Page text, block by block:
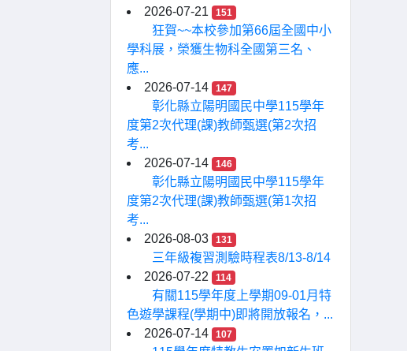
2026-07-21
151
狂賀~~本校參加第66屆全國中小
學科展，榮獲生物科全國第三名、
應...
2026-07-14
147
彰化縣立陽明國民中學115學年
度第2次代理(課)教師甄選(第2次招
考...
2026-07-14
146
彰化縣立陽明國民中學115學年
度第2次代理(課)教師甄選(第1次招
考...
2026-08-03
131
三年級複習測驗時程表8/13-8/14
2026-07-22
114
有關115學年度上學期09-01月特
色遊學課程(學期中)即將開放報名，...
2026-07-14
107